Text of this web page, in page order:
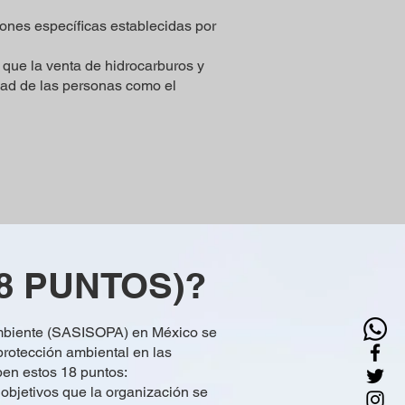
específicas establecidas por
la venta de hidrocarburos y
de las personas como el
PUNTOS)?
(SASISOPA) en México se
ambiental en las
estos 18 puntos:
que la organización se